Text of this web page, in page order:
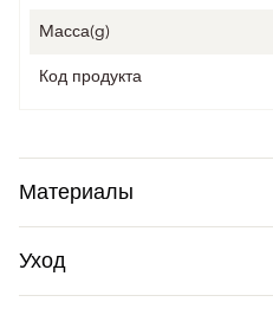
Mасса(g)
Код продукта
Материалы
Уход